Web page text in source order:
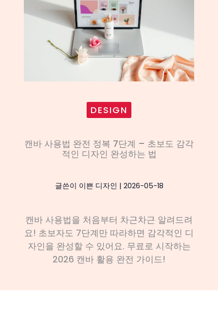
DESIGN
캔바 사용법 완전 정복 7단계 – 초보도 감각
적인 디자인 완성하는 법
글쓴이 이쁜 디자인 | 2026-05-18
캔바 사용법을 처음부터 차근차근 알려드려
요! 초보자도 7단계만 따라하면 감각적인 디
자인을 완성할 수 있어요. 무료로 시작하는
2026 캔바 활용 완전 가이드!